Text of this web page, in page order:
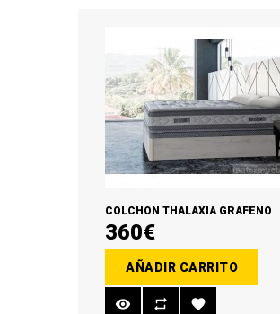
COLCHÓN THALAXIA GRAFENO
360€
AÑADIR CARRITO